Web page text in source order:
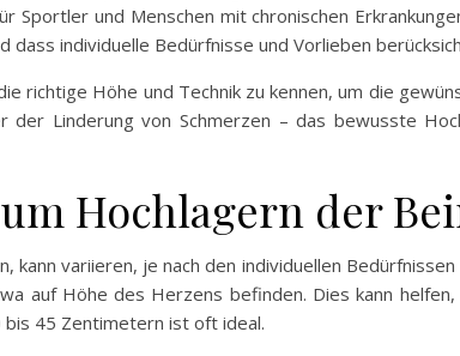
Sportler und Menschen mit chronischen
dass individuelle Bedürfnisse und Vorlieben
richtige Höhe und Technik zu kennen, um die
Linderung von Schmerzen – das bewusste
Hochlagern der
kann variieren, je nach den individuellen
auf Höhe des Herzens befinden. Dies kann
bis 45 Zentimetern ist oft ideal.